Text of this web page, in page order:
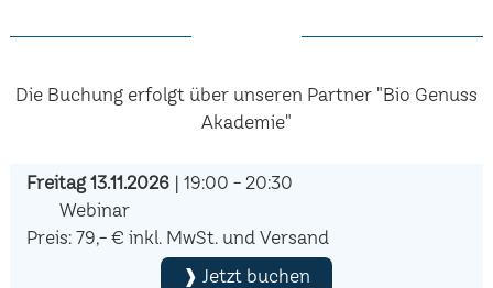
Die Buchung erfolgt über unseren Partner "Bio Genuss
Akademie"
Freitag 13.11.2026| 19:00 - 20:30
Webinar
Preis: 79,- € inkl. MwSt. und Versand
❱ Jetzt buchen